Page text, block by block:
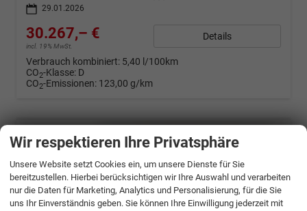
29.01.2026
30.267,– €
incl. 19% MwSt.
Details
Verbrauch kombiniert: 5,40 l/100km
CO2-Klasse: D
CO2-Emissionen: 123,00 g/km
Wir respektieren Ihre Privatsphäre
Unsere Website setzt Cookies ein, um unsere Dienste für Sie
bereitzustellen. Hierbei berücksichtigen wir Ihre Auswahl und verarbeiten
nur die Daten für Marketing, Analytics und Personalisierung, für die Sie
uns Ihr Einverständnis geben. Sie können Ihre Einwilligung jederzeit mit